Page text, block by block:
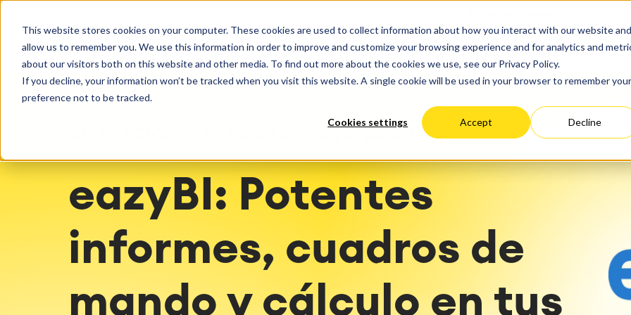
This website stores cookies on your computer. These cookies are used to collect information about how you interact with our website and
allow us to remember you. We use this information in order to improve and customize your browsing experience and for analytics and
about our visitors both on this website and other media. To find out more about the cookies we use, see our Privacy Policy.
If you decline, your information won’t be tracked when you visit this website. A single cookie will be used in your browser to remember your
preference not to be tracked.
Cookies settings Accept Decline
SOLUCIONES
Agile & DevOps
DevOps
Gestión de requisitos
Agile Development
Project & Work Management
Planificación del tiempo
Procesos empresariales
Informes y paneles de control
Service Management
Gestión de servicios IT &
Viaja a la gestión de
Gestión de activos
Mantenimiento industrial
Inteligencia Artificial
SAP Integración
SERVICIOS
Getting Started
Operate
Servicios Cloud
Hosting gestionado
Configuración
Progress
Optimización del
Migración
Migración Cloud
personalizadas
catworkx academy
Formación
Producción de contenido de
aprendizaje personalizado
Consultoría de métodos y
procesos
Estrategia del panorama de TI
Evaluaciones ágiles
Implementación de ITSM
RECURSOS
Eventos y seminarios web Casos de éxito Blog
SOBRE
Descubre más sobre catworkx Alemania
EazyBI para Jira
eazyBI: Potentes
informes, cuadros de
mando y cálculo en tus